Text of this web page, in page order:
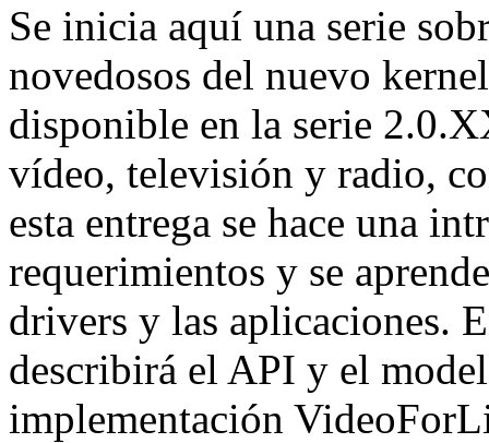
Se inicia aquí una serie
novedosos del nuevo
disponible en la serie
vídeo, televisión y radio,
esta entrega se hace una
requerimientos y se
drivers y las aplicaciones.
describirá el API y el
implementación